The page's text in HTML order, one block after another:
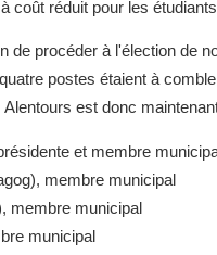
coût réduit pour les
de procéder à l'élection de
postes étaient à
est donc
et membre
membre municipal
membre municipal
municipal